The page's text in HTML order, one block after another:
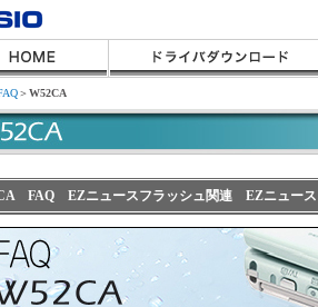
＞W52CA
FAQ EZニュースフラッシュ関連 EZニュース